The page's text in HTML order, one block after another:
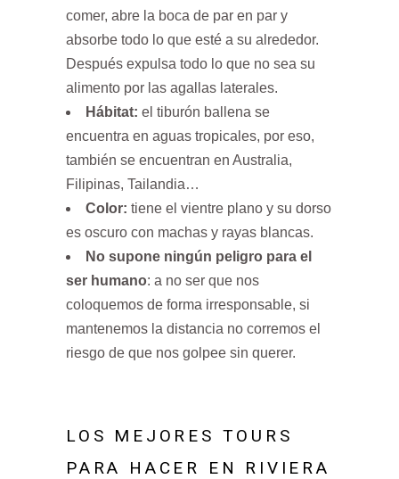
comer, abre la boca de par en par y
absorbe todo lo que esté a su alrededor.
Después expulsa todo lo que no sea su
alimento por las agallas laterales.
Hábitat: el tiburón ballena se
encuentra en aguas tropicales, por eso,
también se encuentran en Australia,
Filipinas, Tailandia…
Color: tiene el vientre plano y su dorso
es oscuro con machas y rayas blancas.
No supone ningún peligro para el
ser humano: a no ser que nos
coloquemos de forma irresponsable, si
mantenemos la distancia no corremos el
riesgo de que nos golpee sin querer.
LOS MEJORES TOURS
PARA HACER EN RIVIERA